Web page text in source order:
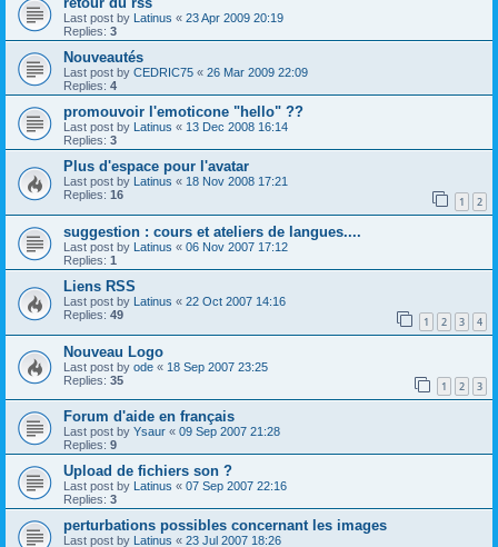
Last post by Latinus « 23 Apr 2009 20:19
Replies: 3
Nouveautés
Last post by CEDRIC75 « 26 Mar 2009 22:09
Replies: 4
promouvoir l'emoticone "hello" ??
Last post by Latinus « 13 Dec 2008 16:14
Replies: 3
Plus d'espace pour l'avatar
Last post by Latinus « 18 Nov 2008 17:21
Replies: 16 1 2
suggestion : cours et ateliers de langues....
Last post by Latinus « 06 Nov 2007 17:12
Replies: 1
Liens RSS
Last post by Latinus « 22 Oct 2007 14:16
Replies: 49 1 2 3 4
Nouveau Logo
Last post by ode « 18 Sep 2007 23:25
Replies: 35 1 2 3
Forum d'aide en français
Last post by Ysaur « 09 Sep 2007 21:28
Replies: 9
Upload de fichiers son ?
Last post by Latinus « 07 Sep 2007 22:16
Replies: 3
perturbations possibles concernant les images
Last post by Latinus « 23 Jul 2007 18:26